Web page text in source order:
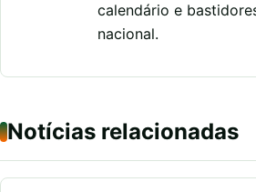
calendário e
nacional.
Notícias relacionadas